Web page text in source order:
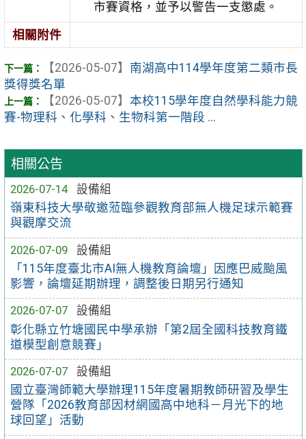
相關公告
2026-07-14
設備組
嶺東科技大學敬邀蒞臨參觀教育部無人機足球示範賽
與觀摩交流
2026-07-09
設備組
「115年度臺北市AI無人機教育論壇」因應巴威颱風
影響，論壇延期辦理，調整後日期另行通知
2026-07-07
設備組
彰化縣立竹塘國民中學承辦「第2屆全國科技教育鐵
道模型創意競賽」
2026-07-07
設備組
國立臺灣師範大學辦理115年度暑期教師研習及學生
營隊「2026教育部因材網國高中地科－月光下的地
球回望」活動
市賽資格，並予以警告一支懲處。
相關附件
【2026-05-07】 南湖高中114學年度第二類市長
獎得獎名單
【2026-05-07】 本校115學年度自然學科能力競
賽-物理科、化學科、生物科第一階段 ...